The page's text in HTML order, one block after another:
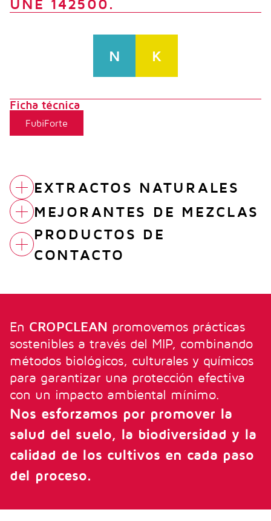
UNE 142500.
N K
Ficha técnica
FubiForte
EXTRACTOS NATURALES
INBI SOFO
INBICTO
MEJORANTES DE MEZCLAS
ACETIC CROP
PRODUCTOS DE
CONTACTO
FUBI ALTER
En CROPCLEAN promovemos prácticas
sostenibles a través del MIP, combinando
métodos biológicos, culturales y químicos
para garantizar una protección efectiva
con un impacto ambiental mínimo.
Nos esforzamos por promover la
salud del suelo, la biodiversidad y la
calidad de los cultivos en cada paso
del proceso.